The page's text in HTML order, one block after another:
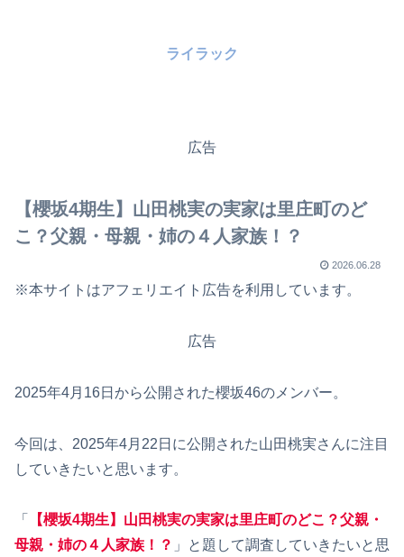
ライラック
広告
【櫻坂4期生】山田桃実の実家は里庄町のど
こ？父親・母親・姉の４人家族！？
2026.06.28
※本サイトはアフェリエイト広告を利用しています。
広告
2025年4月16日から公開された櫻坂46のメンバー。
今回は、2025年4月22日に公開された山田桃実さんに注目
していきたいと思います。
「
【櫻坂4期生】山田桃実の実家は里庄町のどこ？父親・
母親・姉の４人家族！？ 」と題して調査していきたいと思